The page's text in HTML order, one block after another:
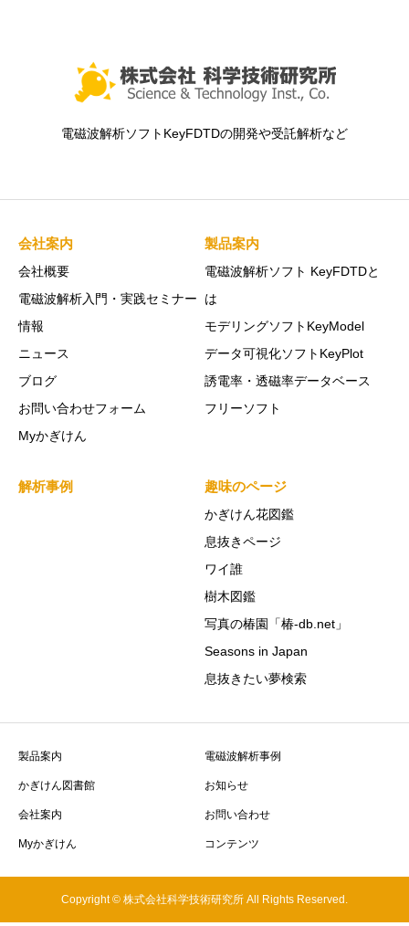
電磁波解析ソフトKeyFDTDの開発や受託解析など
会社案内
会社概要
電磁波解析入門・実践セミナー
情報
ニュース
ブログ
お問い合わせフォーム
Myかぎけん
製品案内
電磁波解析ソフト KeyFDTDと
は
モデリングソフトKeyModel
データ可視化ソフトKeyPlot
誘電率・透磁率データベース
フリーソフト
解析事例 趣味のページ
かぎけん花図鑑
息抜きページ
ワイ誰
樹木図鑑
写真の椿園「椿-db.net」
Seasons in Japan
息抜きたい夢検索
製品案内 電磁波解析事例
かぎけん図書館 お知らせ
会社案内 お問い合わせ
Myかぎけん コンテンツ
Copyright © 株式会社科学技術研究所 All Rights Reserved.